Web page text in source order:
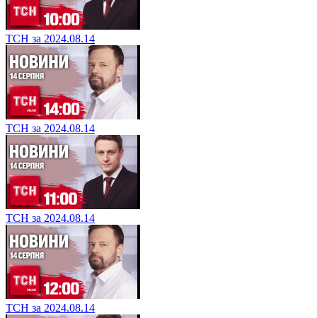
ТСН за 2024.08.14
ТСН за 2024.08.14
ТСН за 2024.08.14
ТСН за 2024.08.14